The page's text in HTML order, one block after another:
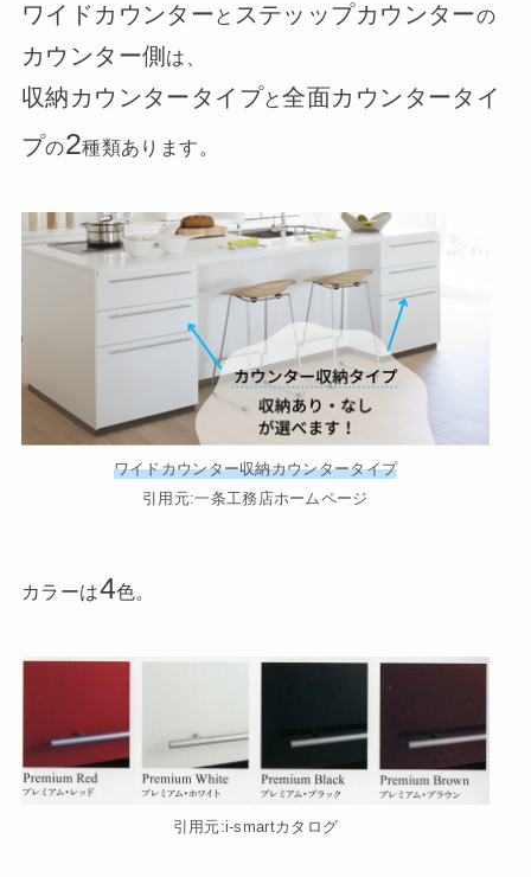
ワイドカウンターと ステッップカウンターの
カウンター側 は、
収納カウンタータイプと全面カウンタータイ
プの2種類あります。
ワイドカウンター収納カウンタータイプ
引用元:一条工務店ホームページ
カラーは4色。
引用元:i-smartカタログ